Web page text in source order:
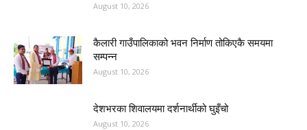
August 10, 2026
कैलारी गाउँपालिकाको भवन निर्माण तोकिएकै समयमा
सम्पन्न
August 10, 2026
देशभरका शिवालयमा दर्शनार्थीको घुइँचो
August 10, 2026